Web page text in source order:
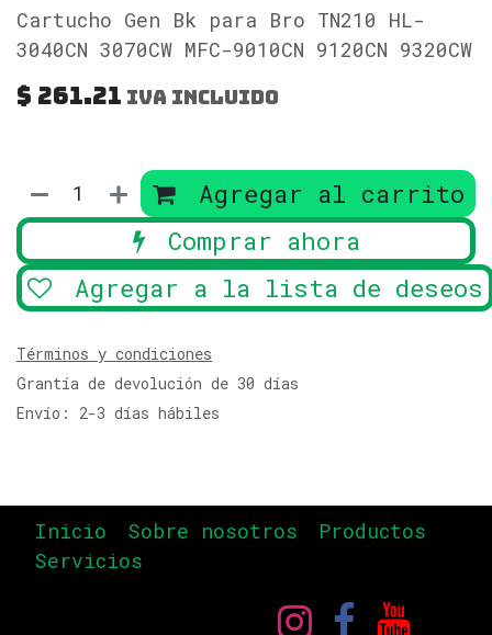
Cartucho Gen Bk para Bro TN210 HL-
3040CN 3070CW MFC-9010CN 9120CN 9320CW
$ 261.21 IVA incluido
Agregar al carrito
Comprar ahora
Agregar a la lista de deseos
Términos y condiciones
Grantía de devolución de 30 días
Envío: 2-3 días hábiles
Inicio Sobre nosotros
Productos
Servicios